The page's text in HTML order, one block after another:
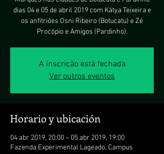
dias 04 e 05 de abril 2019 com Kátya Teixeira e
os anfitriões Osni Ribeiro (Botucatu) e Zé
A inscrição está fechada
Ver outros eventos
Horario y ubicación
04 abr 2019, 20:00 – 05 abr 2019, 19:00
Fazenda Experimental Lageado, Campus